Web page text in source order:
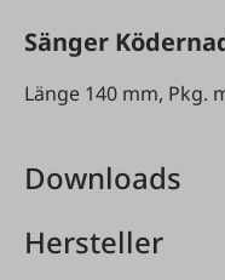
Sänger
Länge 140 mm, Pkg.
Downloads
Hersteller